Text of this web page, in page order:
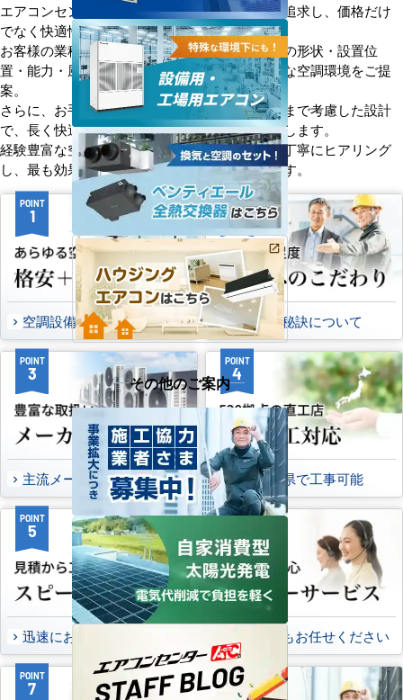
エアコンセンターACは、「格安＋α」の価値を追求し、価格だけ
でなく快適性と機能性にもこだわっています。
お客様の業種や施設の形態に合わせて、室内機の形状・設置位
置・能力・風向きなどを総合的に検討し、最適な空調環境をご提
案。
さらに、お手入れのしやすさやメンテナンス性まで考慮した設計
で、長く快適にご使用いただけるようサポートします。
経験豊富な空調技術者が現場の状況やご要望を丁寧にヒアリング
し、最も効果的で効率的なプランをお届けします。
POINT
1
空調設備のご提案について
POINT
2
選ばれる秘訣について
POINT
3
主流メーカーを全取扱可能
POINT
4
47都道府県で工事可能
POINT
5
迅速にお届け出来る理由
POINT
万一の時もお任せください
POINT
7
POINT
8
その他のご案内